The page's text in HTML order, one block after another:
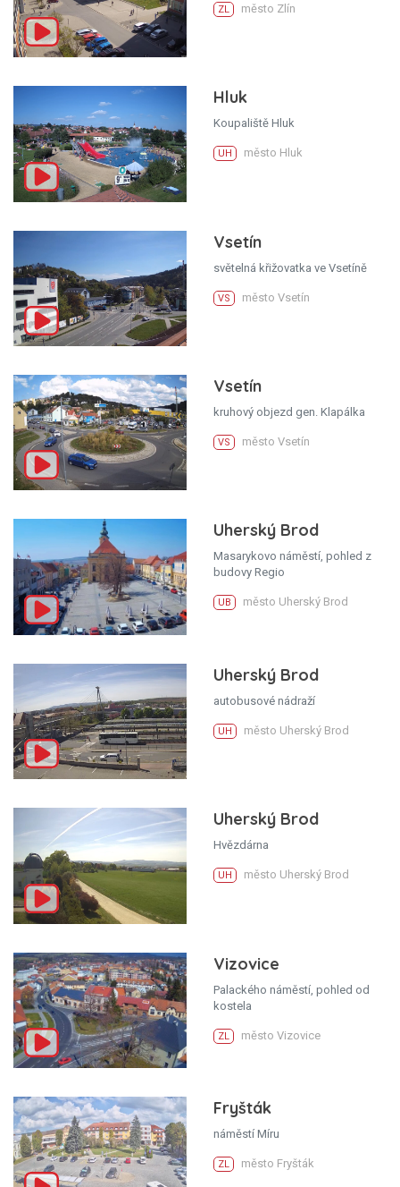
ZL město Zlín
Hluk
Koupaliště Hluk
UH město Hluk
Vsetín
světelná křižovatka ve Vsetíně
VS město Vsetín
Vsetín
kruhový objezd gen. Klapálka
VS město Vsetín
Uherský Brod
Masarykovo náměstí, pohled z
budovy Regio
UB město Uherský Brod
Uherský Brod
autobusové nádraží
UH město Uherský Brod
Uherský Brod
Hvězdárna
UH město Uherský Brod
Vizovice
Palackého náměstí, pohled od
kostela
ZL město Vizovice
Fryšták
náměstí Míru
ZL město Fryšták